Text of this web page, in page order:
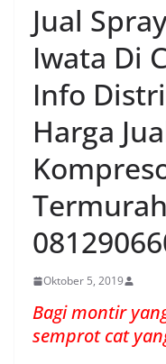
Jual
Iwata Di
Info
Harga
Oktober 5, 2019
Bagi montir
semprot cat